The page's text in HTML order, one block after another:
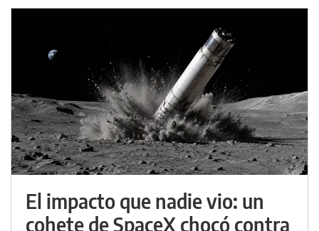
El impacto que nadie vio: un
cohete de SpaceX chocó contra